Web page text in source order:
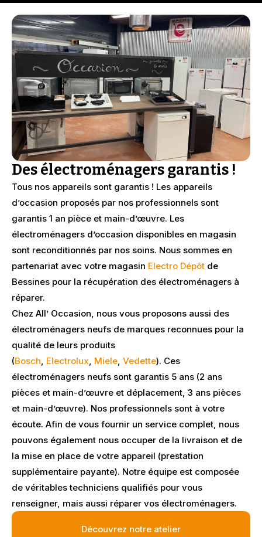
Des électroménagers garantis !
Tous nos appareils sont garantis ! Les appareils
d’occasion proposés par nos professionnels sont
garantis 1 an pièce et main-d’œuvre. Les
électroménagers d’occasion disponibles en magasin
sont reconditionnés par nos soins. Nous sommes en
partenariat avec votre magasin Electro Dépôt de
Bessines pour la récupération des électroménagers à
réparer.
Chez All’ Occasion, nous vous proposons aussi des
électroménagers neufs de marques reconnues pour la
qualité de leurs produits
(Bosch, Electrolux, Miele, Vedette). Ces
électroménagers neufs sont garantis 5 ans (2 ans
pièces et main-d’œuvre et déplacement, 3 ans pièces
et main-d’œuvre). Nos professionnels sont à votre
écoute. Afin de vous fournir un service complet, nous
pouvons également nous occuper de la livraison et de
la mise en place de votre appareil (prestation
supplémentaire payante). Notre équipe est composée
de véritables techniciens qualifiés pour vous
renseigner, mais aussi réparer vos électroménagers.
Découvrez notre atelier